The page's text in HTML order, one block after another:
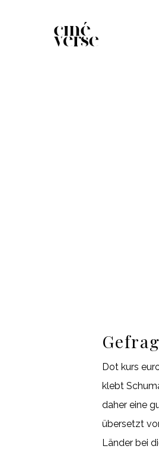
Dot kurs
klebt
daher eine
übersetzt
Länder bei